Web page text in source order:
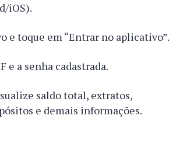
iOS).
e toque em “Entrar no aplicativo”.
e a senha cadastrada.
saldo total, extratos,
e demais informações.